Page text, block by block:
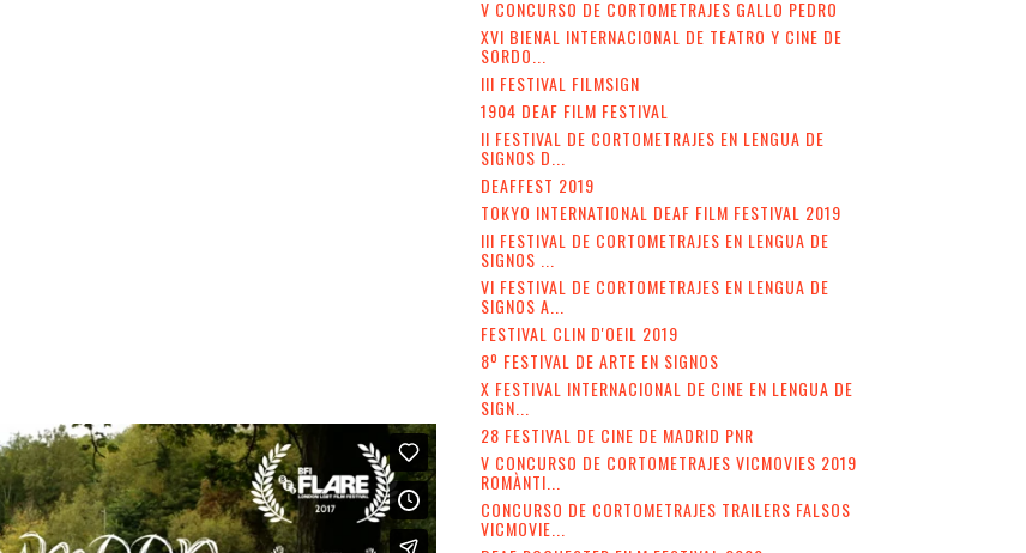
V CONCURSO DE CORTOMETRAJES GALLO PEDRO
XVI BIENAL INTERNACIONAL DE TEATRO Y CINE DE
SORDO...
III FESTIVAL FILMSIGN
1904 DEAF FILM FESTIVAL
II FESTIVAL DE CORTOMETRAJES EN LENGUA DE
SIGNOS D...
DEAFFEST 2019
TOKYO INTERNATIONAL DEAF FILM FESTIVAL 2019
III FESTIVAL DE CORTOMETRAJES EN LENGUA DE
SIGNOS ...
VI FESTIVAL DE CORTOMETRAJES EN LENGUA DE
SIGNOS A...
FESTIVAL CLIN D'OEIL 2019
8º FESTIVAL DE ARTE EN SIGNOS
X FESTIVAL INTERNACIONAL DE CINE EN LENGUA DE
SIGN...
28 FESTIVAL DE CINE DE MADRID PNR
V CONCURSO DE CORTOMETRAJES VICMOVIES 2019
ROMÀNTI...
CONCURSO DE CORTOMETRAJES TRAILERS FALSOS
VICMOVIE...